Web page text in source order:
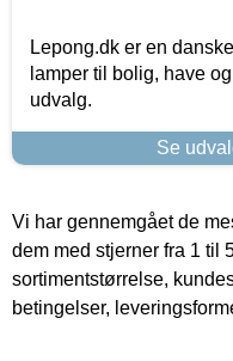
Lepong.dk er en
lamper til bolig, have
udvalg.
Se
Vi har gennemgået de
dem med stjerner fra 1 til
sortimentstørrelse,
betingelser,